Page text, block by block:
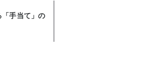
手当て」の